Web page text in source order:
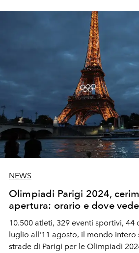
NEWS
Olimpiadi Parigi 2024,
apertura: orario e dove
10.500 atleti, 329 eventi sportivi, 44
luglio all'11 agosto, il mondo intero
strade di Parigi per le Olimpiadi